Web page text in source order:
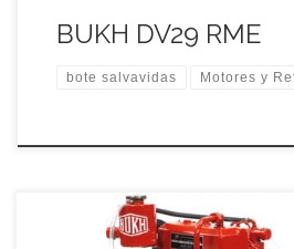
BUKH DV29 RME
bote salvavidas Motores y